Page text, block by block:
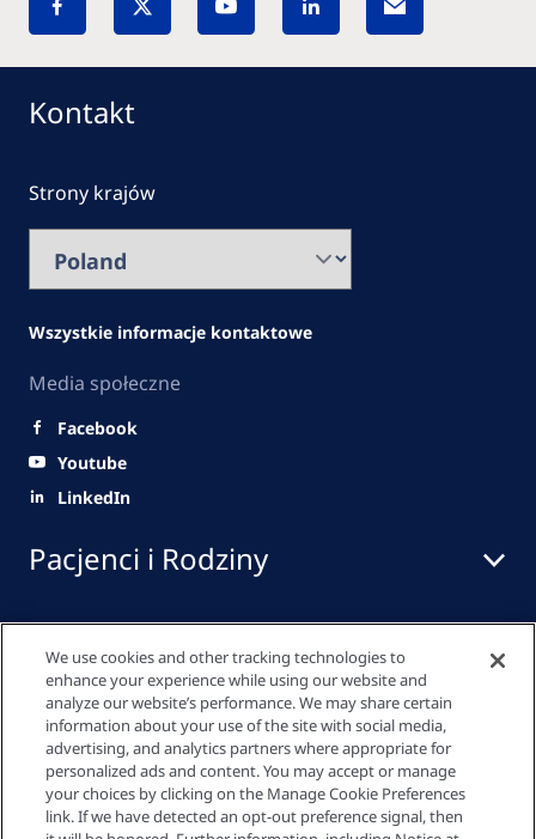
Pacjenci i Rodziny
Pracownicy służby zdrowia
Szybkie linki
Kontakt
Strony krajów
Wszystkie informacje kontaktowe
Media społeczne
Facebook
Youtube
LinkedIn
We use cookies and other tracking technologies to
enhance your experience while using our website and
analyze our website’s performance. We may share certain
information about your use of the site with social media,
advertising, and analytics partners where appropriate for
personalized ads and content. You may accept or manage
your choices by clicking on the Manage Cookie Preferences
link. If we have detected an opt-out preference signal, then